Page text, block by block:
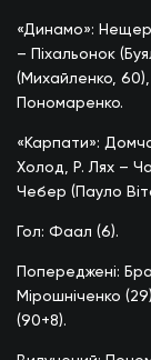
«Динамо»:
– Піхальонок
(Михайленко,
Пономаренко.
«Карпати»:
Холод, Р. Лях –
Чебер (Пауло
Гол: Фаал (6).
Попереджені:
Мірошніченко
(90+8).